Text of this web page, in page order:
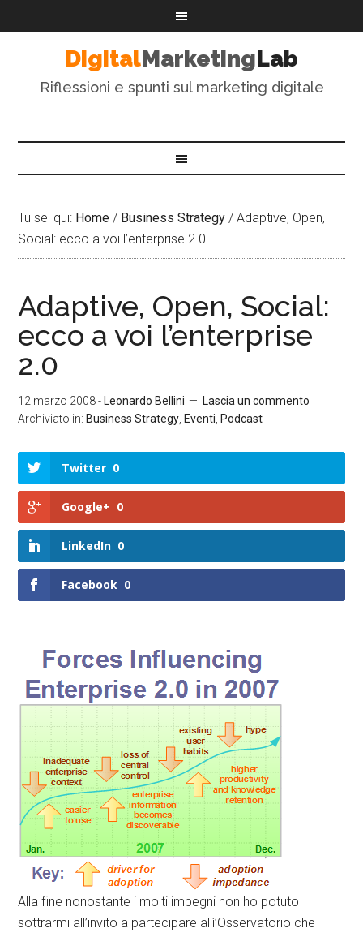
DigitalMarketingLab
Riflessioni e spunti sul marketing digitale
Tu sei qui: Home / Business Strategy / Adaptive, Open,
Social: ecco a voi l’enterprise 2.0
Adaptive, Open, Social:
ecco a voi l’enterprise
2.0
12 marzo 2008- Leonardo Bellini
Lascia un commento
Archiviato in: Business Strategy Eventi Podcast
Twitter 0
Google+ 0
LinkedIn 0
Facebook 0
Alla fine nonostante i molti impegni non ho potuto
sottrarmi all’invito a partecipare allì’Osservatorio che